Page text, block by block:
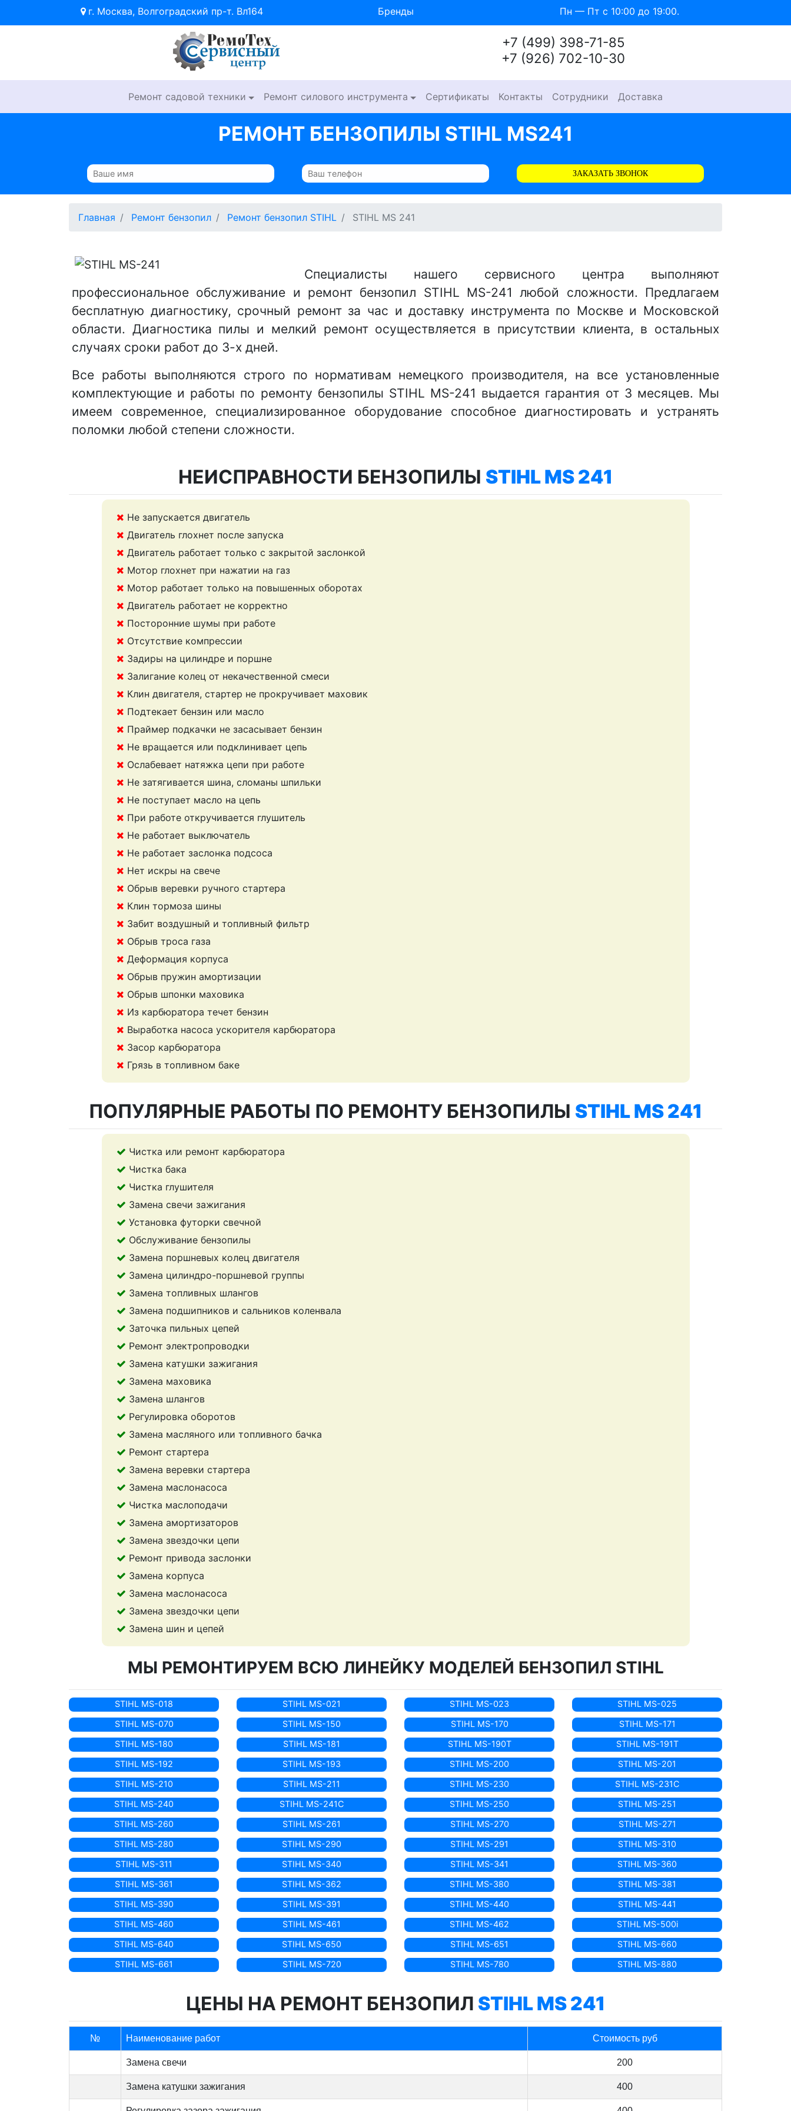
г. Москва, Волгоградский пр-т. Вл164 Бренды Пн — Пт с 10:00 до 19:00.
+7 (499) 398-71-85
+7 (926) 702-10-30
Ремонт садовой техники Ремонт силового инструмента Сертификаты Контакты Сотрудники Доставка
РЕМОНТ БЕНЗОПИЛЫ STIHL MS241
ЗАКАЗАТЬ ЗВОНОК
Главная Ремонт бензопил Ремонт бензопил STIHL STIHL MS 241
Специалисты нашего сервисного центра выполняют
профессиональное обслуживание и ремонт бензопил STIHL MS-241 любой сложности. Предлагаем
бесплатную диагностику, срочный ремонт за час и доставку инструмента по Москве и Московской
области. Диагностика пилы и мелкий ремонт осуществляется в присутствии клиента, в остальных
случаях сроки работ до 3-х дней.
Все работы выполняются строго по нормативам немецкого производителя, на все установленные
комплектующие и работы по ремонту бензопилы STIHL MS-241 выдается гарантия от 3 месяцев. Мы
имеем современное, специализированное оборудование способное диагностировать и устранять
поломки любой степени сложности.
НЕИСПРАВНОСТИ БЕНЗОПИЛЫ STIHL MS 241
Не запускается двигатель
Двигатель глохнет после запуска
Двигатель работает только с закрытой заслонкой
Мотор глохнет при нажатии на газ
Мотор работает только на повышенных оборотах
Двигатель работает не корректно
Посторонние шумы при работе
Отсутствие компрессии
Задиры на цилиндре и поршне
Залигание колец от некачественной смеси
Клин двигателя, стартер не прокручивает маховик
Подтекает бензин или масло
Праймер подкачки не засасывает бензин
Не вращается или подклинивает цепь
Ослабевает натяжка цепи при работе
Не затягивается шина, сломаны шпильки
Не поступает масло на цепь
При работе откручивается глушитель
Не работает выключатель
Не работает заслонка подсоса
Нет искры на свече
Обрыв веревки ручного стартера
Клин тормоза шины
Забит воздушный и топливный фильтр
Обрыв троса газа
Деформация корпуса
Обрыв пружин амортизации
Обрыв шпонки маховика
Из карбюратора течет бензин
Выработка насоса ускорителя карбюратора
Засор карбюратора
Грязь в топливном баке
ПОПУЛЯРНЫЕ РАБОТЫ ПО РЕМОНТУ БЕНЗОПИЛЫ STIHL MS 241
Чистка или ремонт карбюратора
Чистка бака
Чистка глушителя
Замена свечи зажигания
Установка футорки свечной
Обслуживание бензопилы
Замена поршневых колец двигателя
Замена цилиндро-поршневой группы
Замена топливных шлангов
Замена подшипников и сальников коленвала
Заточка пильных цепей
Ремонт электропроводки
Замена катушки зажигания
Замена маховика
Замена шлангов
Регулировка оборотов
Замена масляного или топливного бачка
Ремонт стартера
Замена веревки стартера
Замена маслонасоса
Чистка маслоподачи
Замена амортизаторов
Замена звездочки цепи
Ремонт привода заслонки
Замена корпуса
Замена маслонасоса
Замена звездочки цепи
Замена шин и цепей
МЫ РЕМОНТИРУЕМ ВСЮ ЛИНЕЙКУ МОДЕЛЕЙ БЕНЗОПИЛ STIHL
STIHL MS-018 STIHL MS-021 STIHL MS-023
STIHL MS-025
STIHL MS-070
STIHL MS-150 STIHL MS-170
STIHL MS-171
STIHL MS-180
STIHL MS-181 STIHL MS-190T
STIHL MS-191T
STIHL MS-192
STIHL MS-193 STIHL MS-200
STIHL MS-201
STIHL MS-210
STIHL MS-211 STIHL MS-230
STIHL MS-231C
STIHL MS-240
STIHL MS-241C STIHL MS-250
STIHL MS-251
STIHL MS-260
STIHL MS-261 STIHL MS-270
STIHL MS-271
STIHL MS-280
STIHL MS-290 STIHL MS-291
STIHL MS-310
STIHL MS-311
STIHL MS-340 STIHL MS-341
STIHL MS-360
STIHL MS-361
STIHL MS-362 STIHL MS-380
STIHL MS-381
STIHL MS-390
STIHL MS-391 STIHL MS-440
STIHL MS-441
STIHL MS-460
STIHL MS-461 STIHL MS-462
STIHL MS-500i
STIHL MS-640
STIHL MS-650 STIHL MS-651
STIHL MS-660
STIHL MS-661
STIHL MS-720 STIHL MS-780 STIHL MS-880
ЦЕНЫ НА РЕМОНТ БЕНЗОПИЛ STIHL MS 241
№ Наименование работ Стоимость руб
Замена свечи 200
Замена катушки зажигания 400